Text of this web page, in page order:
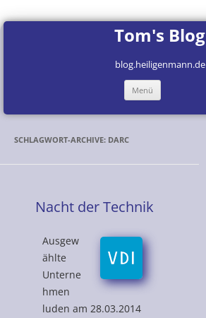
Tom's Blog
blog.heiligenmann.de
Menü Zum
springen
SCHLAGWORT-ARCHIVE: DARC
Nacht der Technik
Ausgew
ählte
Unterne
hmen
luden am 28.03.2014